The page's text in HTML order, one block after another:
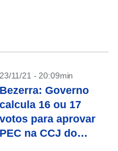
23/11/21 - 20:09min
Bezerra: Governo
calcula 16 ou 17
votos para aprovar
PEC na CCJ do